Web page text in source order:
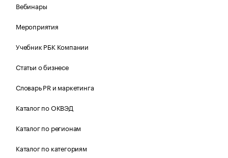
Вебинары
Мероприятия
Учебник РБК Компании
Статьи о бизнесе
Словарь PR и маркетинга
Каталог по ОКВЭД
Каталог по регионам
Каталог по категориям